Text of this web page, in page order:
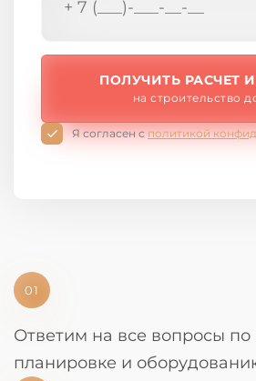
ПОЛУЧИТЬ РАСЧЕТ
на строительство
Я согласен сполитикой
01
Ответим на все вопросы
планировке и